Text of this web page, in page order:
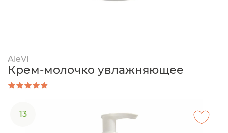
AleVi
Крем-молочко увлажняющее
13